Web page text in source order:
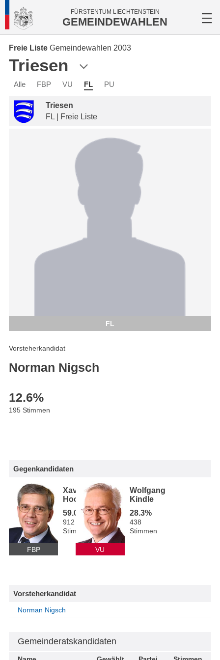
FÜRSTENTUM LIECHTENSTEIN
GEMEINDEWAHLEN
Freie Liste Gemeindewahlen 2003
Triesen
Alle FBP VU FL PU
Triesen
FL | Freie Liste
FL
Vorsteherkandidat
Norman Nigsch
12.6%
195 Stimmen
Gegenkandidaten
FBP
Xaver
Hoch
59.0%
912
Stimmen
VU
Wolfgang
Kindle
28.3%
438
Stimmen
Vorsteherkandidat
Norman Nigsch
Gemeinderatskandidaten